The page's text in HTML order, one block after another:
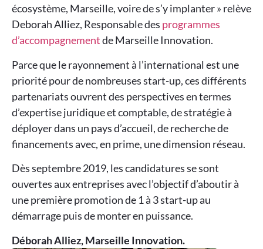
écosystème, Marseille, voire de s’y implanter » relève
Deborah Alliez, Responsable des programmes
d’accompagnementde Marseille Innovation.
Parce que le rayonnement à l’international est une
priorité pour de nombreuses start-up, ces différents
partenariats ouvrent des perspectives en termes
d’expertise juridique et comptable, de stratégie à
déployer dans un pays d’accueil, de recherche de
financements avec, en prime, une dimension réseau.
Dès septembre 2019, les candidatures se sont
ouvertes aux entreprises avec l’objectif d’aboutir à
une première promotion de 1 à 3 start-up au
démarrage puis de monter en puissance.
Déborah Alliez, Marseille Innovation.